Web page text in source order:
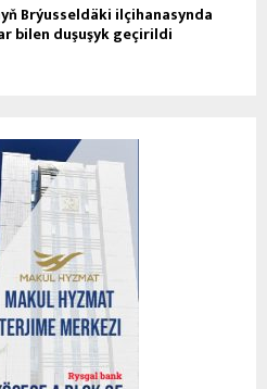
Brýusseldäki ilçihanasynda
bilen duşuşyk geçirildi